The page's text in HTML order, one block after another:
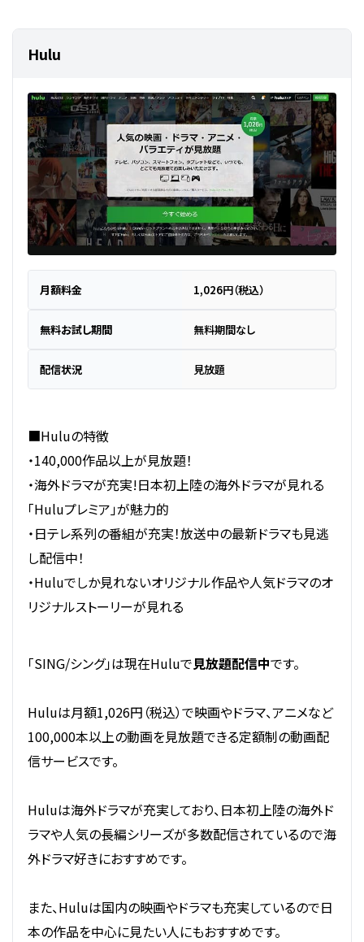
Hulu
月額料金 1,026円（税込）
無料お試し期間 無料期間なし
配信状況 見放題
■Huluの特徴
・140,000作品以上が見放題！
・海外ドラマが充実!日本初上陸の海外ドラマが見れる
「Huluプレミア」が魅力的
・日テレ系列の番組が充実！放送中の最新ドラマも見逃
し配信中！
・Huluでしか見れないオリジナル作品や人気ドラマのオ
リジナルストーリーが見れる
「SING/シング」は現在Huluで見放題配信中です。
Huluは月額1,026円（税込）で映画やドラマ、アニメなど
100,000本以上の動画を見放題できる定額制の動画配
信サービスです。
Huluは海外ドラマが充実しており、日本初上陸の海外ド
ラマや人気の長編シリーズが多数配信されているので海
外ドラマ好きにおすすめです。
また、Huluは国内の映画やドラマも充実しているので日
本の作品を中心に見たい人にもおすすめです。